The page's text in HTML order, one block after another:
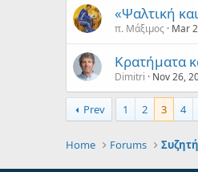
«Ψαλτική
π. Μάξιμος Mar
Κρατήματα
Dimitri Nov 26,
Prev 1 2 3 4
Home Forums